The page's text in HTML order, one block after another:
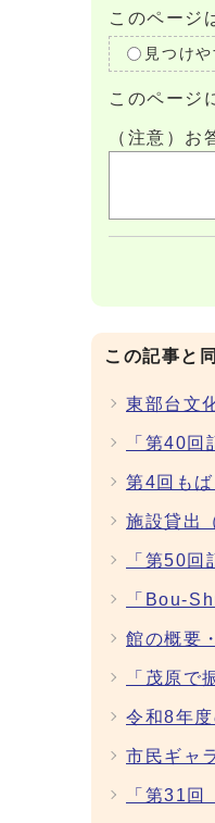
このページ
見つけ
このページ
（注意）
この記事と
東部台文
「第40
第4回も
施設貸出
「第50
「Bou-
館の概要
「茂原
令和8年
市民ギャ
「第31